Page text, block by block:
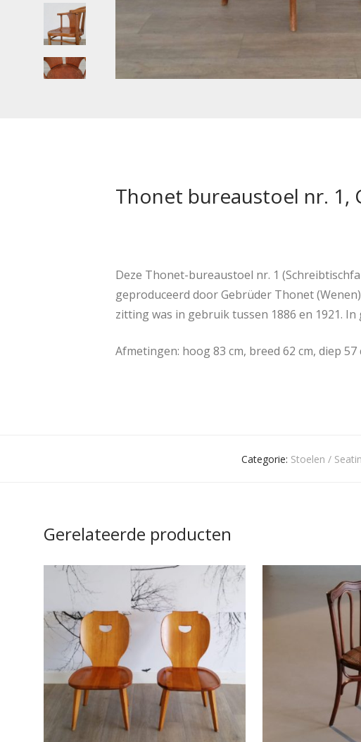
Thonet bureaustoel nr. 1,
Deze Thonet-bureaustoel nr. 1
geproduceerd door Gebrüder Thonet
zitting was in gebruik tussen 1886 en 1921.
Afmetingen: hoog 83 cm, breed 62 cm, diep
Categorie: Stoelen /
Gerelateerde producten